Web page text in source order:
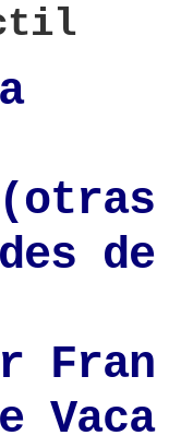
(otras
de
Fran
Vaca